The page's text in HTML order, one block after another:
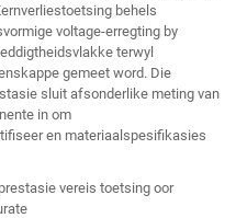
behels
voltage-erregting by
terwyl
gemeet word. Die
sluit afsonderlike meting van
in om
en materiaalspesifikasies
vereis toetsing oor